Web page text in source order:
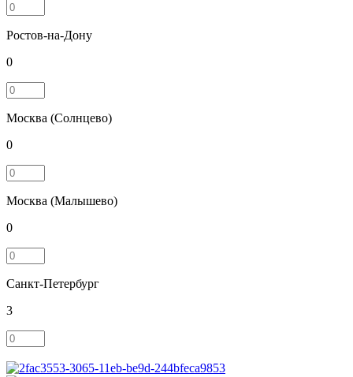
Ростов-на-Дону
0
Москва (Солнцево)
0
Москва (Малышево)
0
Санкт-Петербург
3